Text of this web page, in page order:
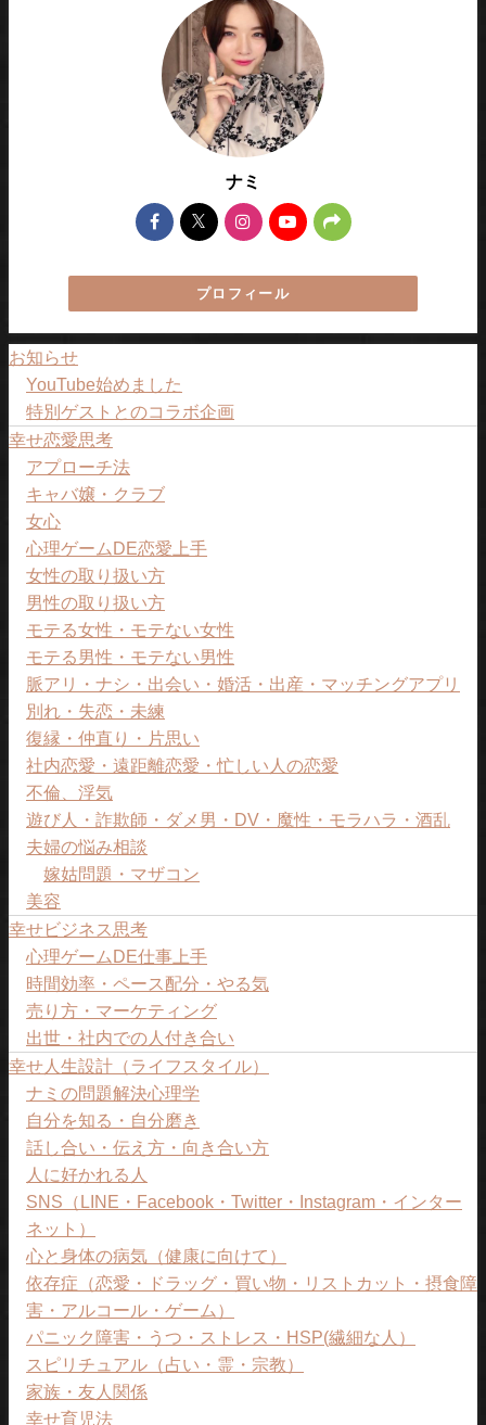
ナミ
プロフィール
お知らせ
YouTube始めました
特別ゲストとのコラボ企画
幸せ恋愛思考
アプローチ法
キャバ嬢・クラブ
女心
心理ゲームDE恋愛上手
女性の取り扱い方
男性の取り扱い方
モテる女性・モテない女性
モテる男性・モテない男性
脈アリ・ナシ・出会い・婚活・出産・マッチングアプリ
別れ・失恋・未練
復縁・仲直り・片思い
社内恋愛・遠距離恋愛・忙しい人の恋愛
不倫、浮気
遊び人・詐欺師・ダメ男・DV・魔性・モラハラ・酒乱
夫婦の悩み相談
嫁姑問題・マザコン
美容
幸せビジネス思考
心理ゲームDE仕事上手
時間効率・ペース配分・やる気
売り方・マーケティング
出世・社内での人付き合い
幸せ人生設計（ライフスタイル）
ナミの問題解決心理学
自分を知る・自分磨き
話し合い・伝え方・向き合い方
人に好かれる人
SNS（LINE・Facebook・Twitter・Instagram・インター
ネット）
心と身体の病気（健康に向けて）
依存症（恋愛・ドラッグ・買い物・リストカット・摂食障
害・アルコール・ゲーム）
パニック障害・うつ・ストレス・HSP(繊細な人）
スピリチュアル（占い・霊・宗教）
家族・友人関係
幸せ育児法